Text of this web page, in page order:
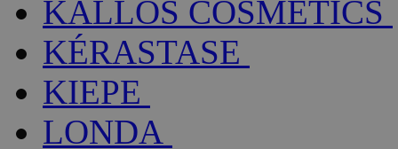
KALLOS COSMETICS
KÉRASTASE
KIEPE
LONDA